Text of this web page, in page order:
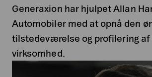
Generaxion har hjulpet Allan
Automobiler med at opnå den
tilstedeværelse og profilering af
virksomhed.